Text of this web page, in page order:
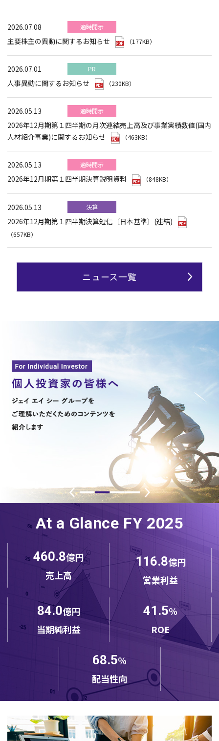
2026.07.08 適時開示
主要株主の異動に関するお知らせ （177KB）
2026.07.01 PR
人事異動に関するお知らせ （230KB）
2026.05.13 適時開示
2026年12月期第１四半期の月次連結売上高及び事業実績数値(国内
人材紹介事業)に関するお知らせ
（463KB）
2026.05.13 適時開示
2026年12月期第１四半期決算説明資料 （848KB）
2026.05.13 決算
2026年12月期第１四半期決算短信〔日本基準〕(連結)
（657KB）
ニュース一覧
At a Glance FY 2025
460.8億円
売上高
116.8億円
営業利益
84.0億円
当期純利益
41.5％
ROE
68.5％
配当性向